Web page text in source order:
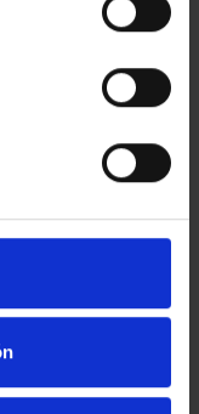
III - SEGOVIA